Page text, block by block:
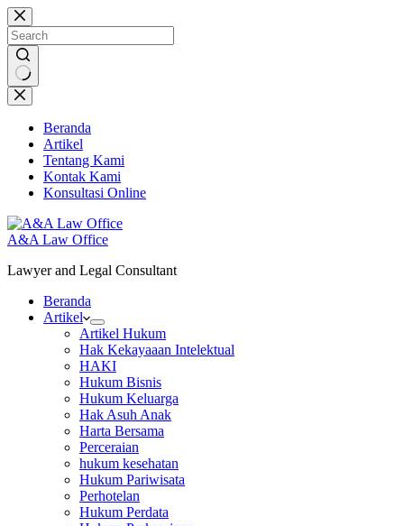
Skip
to
content
No
results
Beranda
Artikel
Tentang Kami
Kontak Kami
Konsultasi Online
A&A Law Office
Lawyer and Legal Consultant
Beranda
Artikel
Artikel Hukum
Hak Kekayaaan Intelektual
HAKI
Hukum Bisnis
Hukum Keluarga
Hak Asuh Anak
Harta Bersama
Perceraian
hukum kesehatan
Hukum Pariwisata
Perhotelan
Hukum Perdata